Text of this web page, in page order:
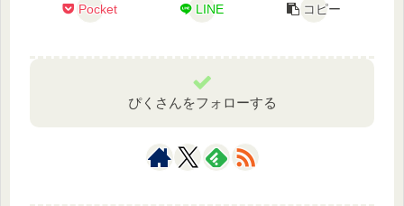
Pocket LINE コピー
ぴくさんをフォローする